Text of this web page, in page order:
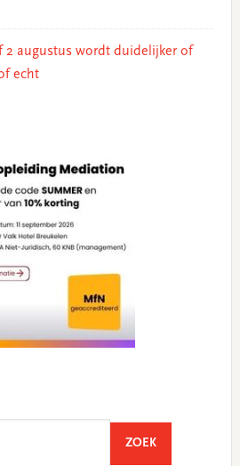
2 augustus wordt duidelijker of
echt
ZOEKSEARCH